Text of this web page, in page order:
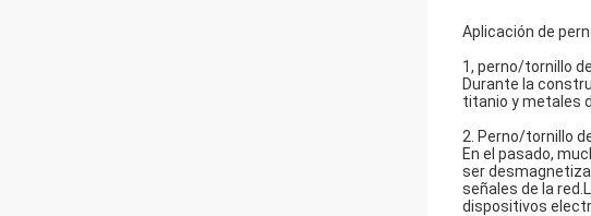
Aplicación de
1, perno/tornillo
Durante la
titanio y metales
2. Perno/tornillo
En el pasado,
ser
señales de la
dispositivos